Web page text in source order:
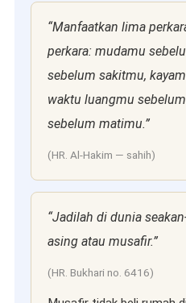
“Manfaatkan lima
perkara: mudamu
sebelum sakitmu,
waktu luangmu
sebelum matimu.”
(HR. Al-Hakim — sahih)
“Jadilah di dunia
asing atau musafir.”
(HR. Bukhari no. 6416)